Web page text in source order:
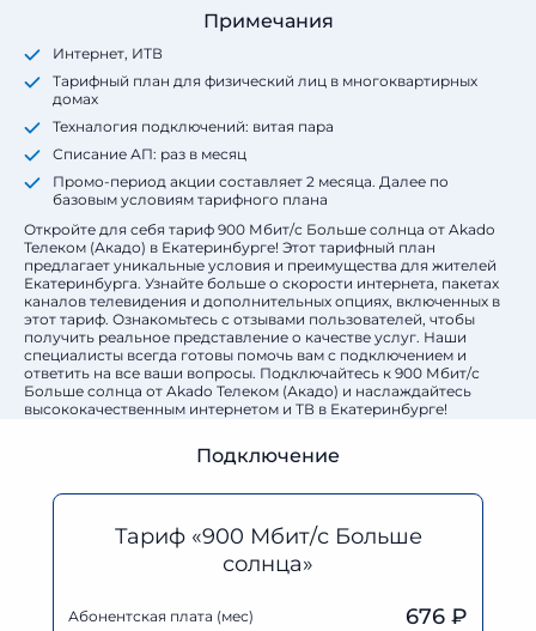
Примечания
Интернет, ИТВ
Тарифный план для физический лиц в многоквартирных
домах
Техналогия подключений: витая пара
Списание АП: раз в месяц
Промо-период акции составляет 2 месяца. Далее по
базовым условиям тарифного плана
Откройте для себя тариф 900 Мбит/с Больше солнца от Akado
Телеком (Акадо) в Екатеринбурге! Этот тарифный план
предлагает уникальные условия и преимущества для жителей
Екатеринбурга. Узнайте больше о скорости интернета, пакетах
каналов телевидения и дополнительных опциях, включенных в
этот тариф. Ознакомьтесь с отзывами пользователей, чтобы
получить реальное представление о качестве услуг. Наши
специалисты всегда готовы помочь вам с подключением и
ответить на все ваши вопросы. Подключайтесь к 900 Мбит/с
Больше солнца от Akado Телеком (Акадо) и наслаждайтесь
высококачественным интернетом и ТВ в Екатеринбурге!
Подключение
Тариф «900 Мбит/с Больше
солнца»
Абонентская плата (мес) 676 ₽